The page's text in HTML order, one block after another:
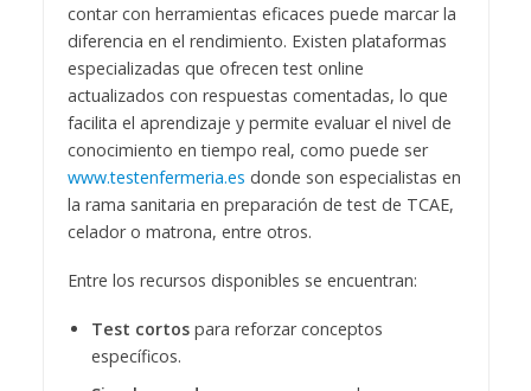
contar con herramientas eficaces puede marcar la
diferencia en el rendimiento. Existen plataformas
especializadas que ofrecen test online
actualizados con respuestas comentadas, lo que
facilita el aprendizaje y permite evaluar el nivel de
conocimiento en tiempo real, como puede ser
www.testenfermeria.es donde son especialistas en
la rama sanitaria en preparación de test de TCAE,
celador o matrona, entre otros.
Entre los recursos disponibles se encuentran:
Test cortospara reforzar conceptos
específicos.